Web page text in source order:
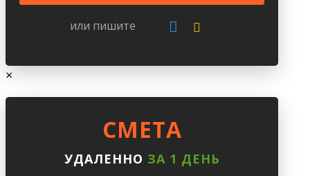
или пишите
×
CМЕТА
УДАЛЕННО ЗА 1 ДЕНЬ